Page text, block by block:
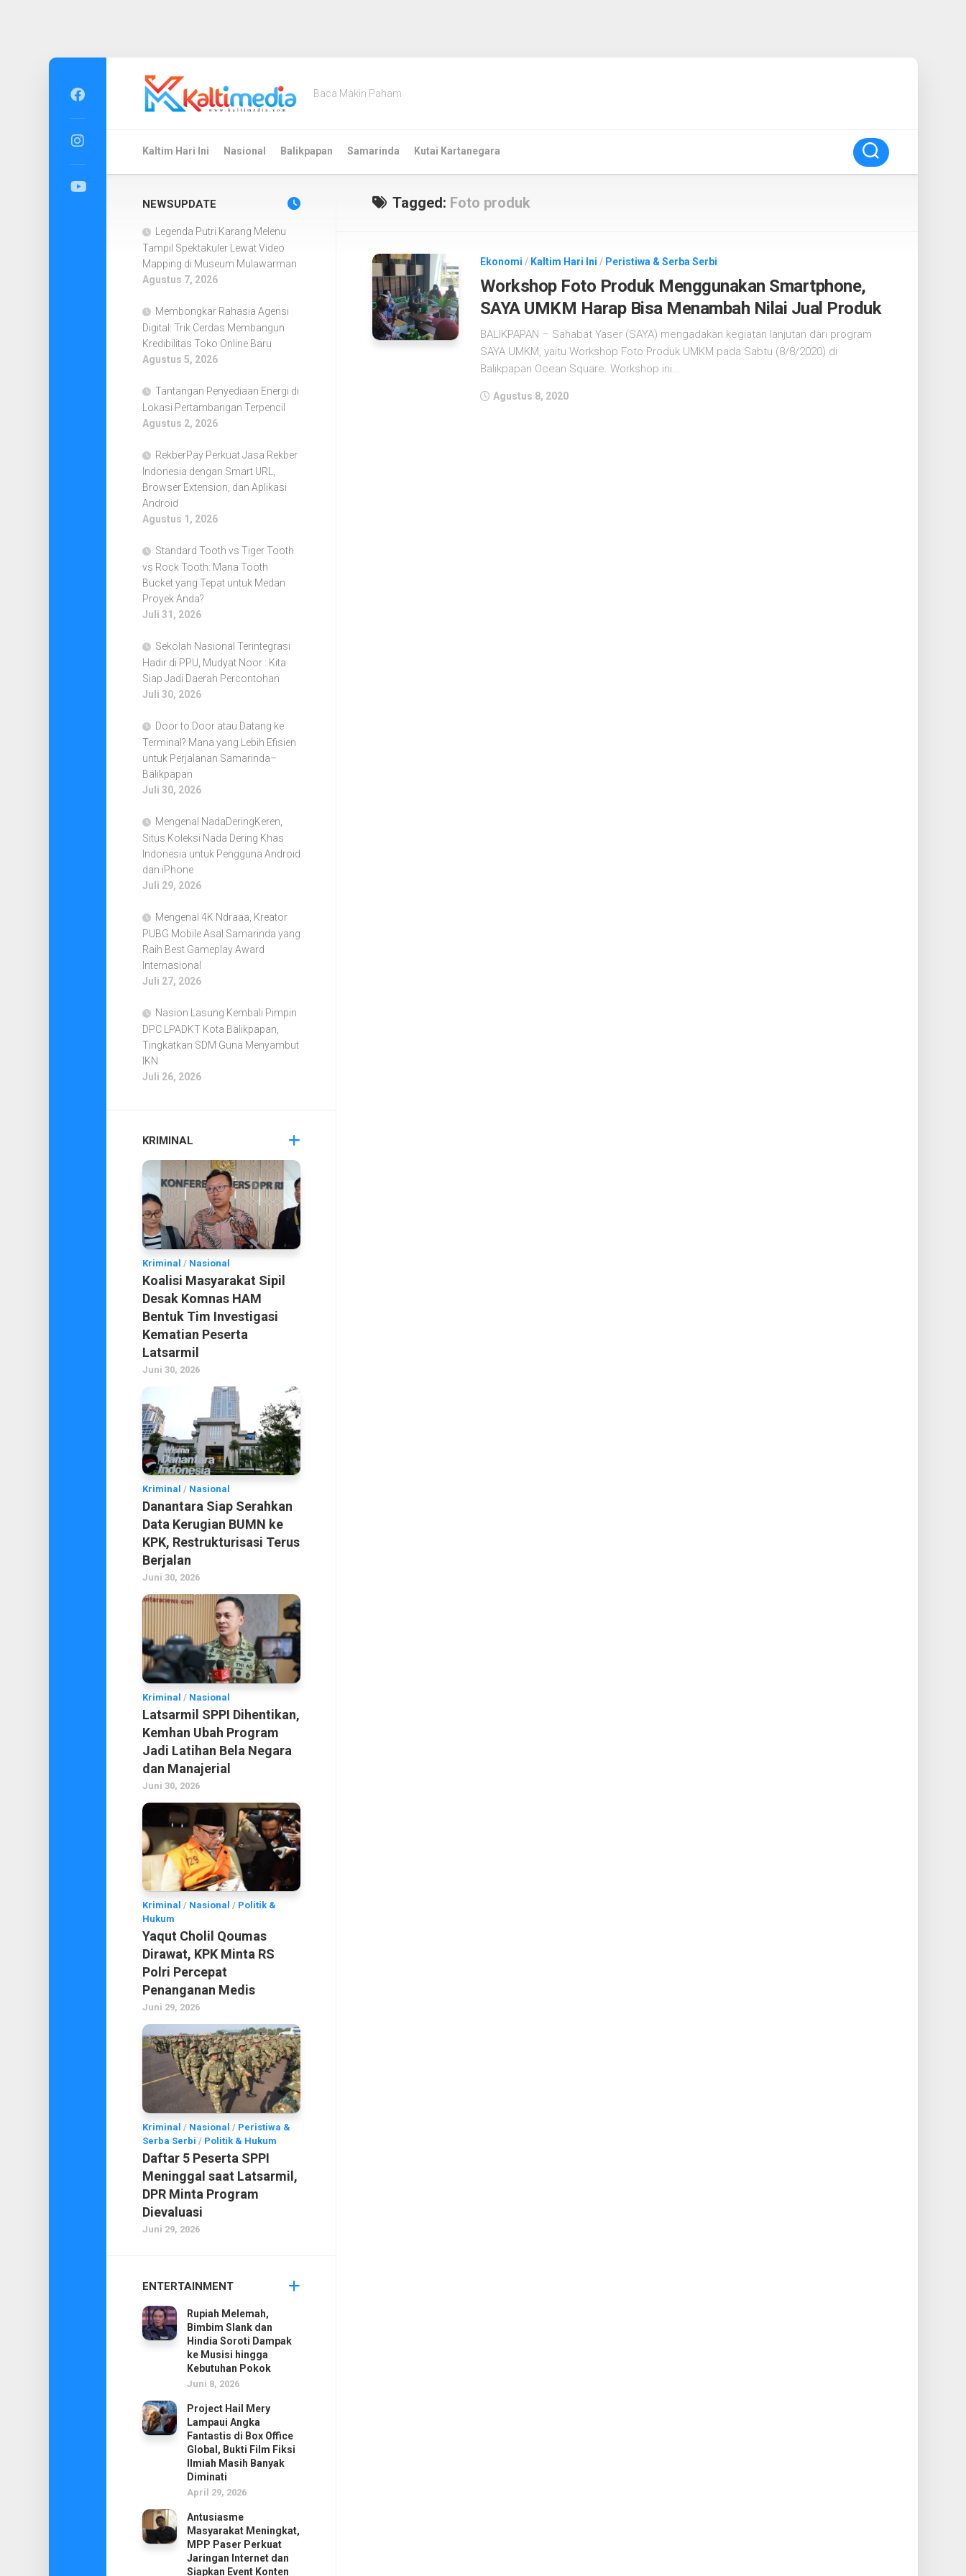
Baca Makin Paham
Kaltim Hari Ini Nasional Balikpapan Samarinda Kutai Kartanegara
Tagged: Foto produk
Ekonomi / Kaltim Hari Ini / Peristiwa & Serba Serbi
Workshop Foto Produk Menggunakan Smartphone,
SAYA UMKM Harap Bisa Menambah Nilai Jual Produk
BALIKPAPAN – Sahabat Yaser (SAYA) mengadakan kegiatan lanjutan dari program
SAYA UMKM, yaitu Workshop Foto Produk UMKM pada Sabtu (8/8/2020) di
Balikpapan Ocean Square. Workshop ini...
Agustus 8, 2020
NEWSUPDATE
Legenda Putri Karang Melenu
Tampil Spektakuler Lewat Video
Mapping di Museum Mulawarman
Agustus 7, 2026
Membongkar Rahasia Agensi
Digital: Trik Cerdas Membangun
Kredibilitas Toko Online Baru
Agustus 5, 2026
Tantangan Penyediaan Energi di
Lokasi Pertambangan Terpencil
Agustus 2, 2026
RekberPay Perkuat Jasa Rekber
Indonesia dengan Smart URL,
Browser Extension, dan Aplikasi
Android
Agustus 1, 2026
Standard Tooth vs Tiger Tooth
vs Rock Tooth: Mana Tooth
Bucket yang Tepat untuk Medan
Proyek Anda?
Juli 31, 2026
Sekolah Nasional Terintegrasi
Hadir di PPU, Mudyat Noor : Kita
Siap Jadi Daerah Percontohan
Juli 30, 2026
Door to Door atau Datang ke
Terminal? Mana yang Lebih Efisien
untuk Perjalanan Samarinda–
Balikpapan
Juli 30, 2026
Mengenal NadaDeringKeren,
Situs Koleksi Nada Dering Khas
Indonesia untuk Pengguna Android
dan iPhone
Juli 29, 2026
Mengenal 4K Ndraaa, Kreator
PUBG Mobile Asal Samarinda yang
Raih Best Gameplay Award
Internasional
Juli 27, 2026
Nasion Lasung Kembali Pimpin
DPC LPADKT Kota Balikpapan,
Tingkatkan SDM Guna Menyambut
IKN
Juli 26, 2026
KRIMINAL
Kriminal / Nasional
Koalisi Masyarakat Sipil
Desak Komnas HAM
Bentuk Tim Investigasi
Kematian Peserta
Latsarmil
Juni 30, 2026
Kriminal / Nasional
Danantara Siap Serahkan
Data Kerugian BUMN ke
KPK, Restrukturisasi Terus
Berjalan
Juni 30, 2026
Kriminal / Nasional
Latsarmil SPPI Dihentikan,
Kemhan Ubah Program
Jadi Latihan Bela Negara
dan Manajerial
Juni 30, 2026
Kriminal / Nasional / Politik &
Hukum
Yaqut Cholil Qoumas
Dirawat, KPK Minta RS
Polri Percepat
Penanganan Medis
Juni 29, 2026
Kriminal / Nasional / Peristiwa &
Serba Serbi / Politik & Hukum
Daftar 5 Peserta SPPI
Meninggal saat Latsarmil,
DPR Minta Program
Dievaluasi
Juni 29, 2026
ENTERTAINMENT
Rupiah Melemah,
Bimbim Slank dan
Hindia Soroti Dampak
ke Musisi hingga
Kebutuhan Pokok
Juni 8, 2026
Project Hail Mery
Lampaui Angka
Fantastis di Box Office
Global, Bukti Film Fiksi
Ilmiah Masih Banyak
Diminati
April 29, 2026
Antusiasme
Masyarakat Meningkat,
MPP Paser Perkuat
Jaringan Internet dan
Siapkan Event Konten